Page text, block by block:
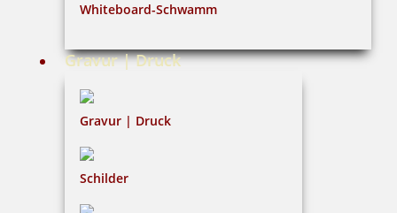
Whiteboard-Schwamm
Gravur | Druck
Gravur | Druck
Schilder
Widerruf
Barrierefreiheit
Vertrag widerrufen